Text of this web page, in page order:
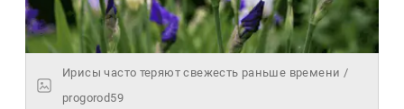
Ирисы часто теряют свежесть раньше времени /
progorod59